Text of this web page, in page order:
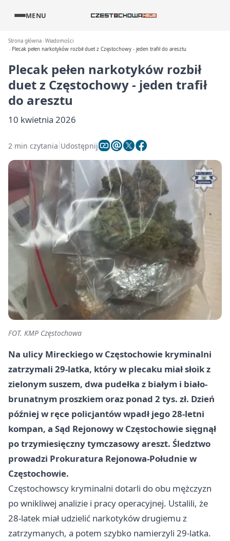
MENU
Strona główna Wiadomości
Plecak pełen narkotyków rozbił duet z Częstochowy - jeden trafił do aresztu
Plecak pełen narkotyków rozbił
duet z Częstochowy - jeden trafił
do aresztu
10 kwietnia 2026
2 min czytania Udostępnij
FOT. KMP Częstochowa
Na ulicy Mireckiego w Częstochowie kryminalni
zatrzymali 29-latka, który w plecaku miał słoik z
zielonym suszem, dwa pudełka z białym i biało-
brunatnym proszkiem oraz ponad 2 tys. zł. Dzień
później w ręce policjantów wpadł jego 28-letni
kompan, a Sąd Rejonowy w Częstochowie sięgnął
potrzymiesięczny tymczasowy areszt. Śledztwo
prowadzi Prokuratura Rejonowa-Południe w
Częstochowie.
Częstochowscy kryminalni dotarli do obu mężczyzn
po wnikliwej analizie i pracy operacyjnej. Ustalili, że
28-latek miał udzielić narkotyków drugiemu z
zatrzymanych, a potem szybko namierzyli 29-latka.